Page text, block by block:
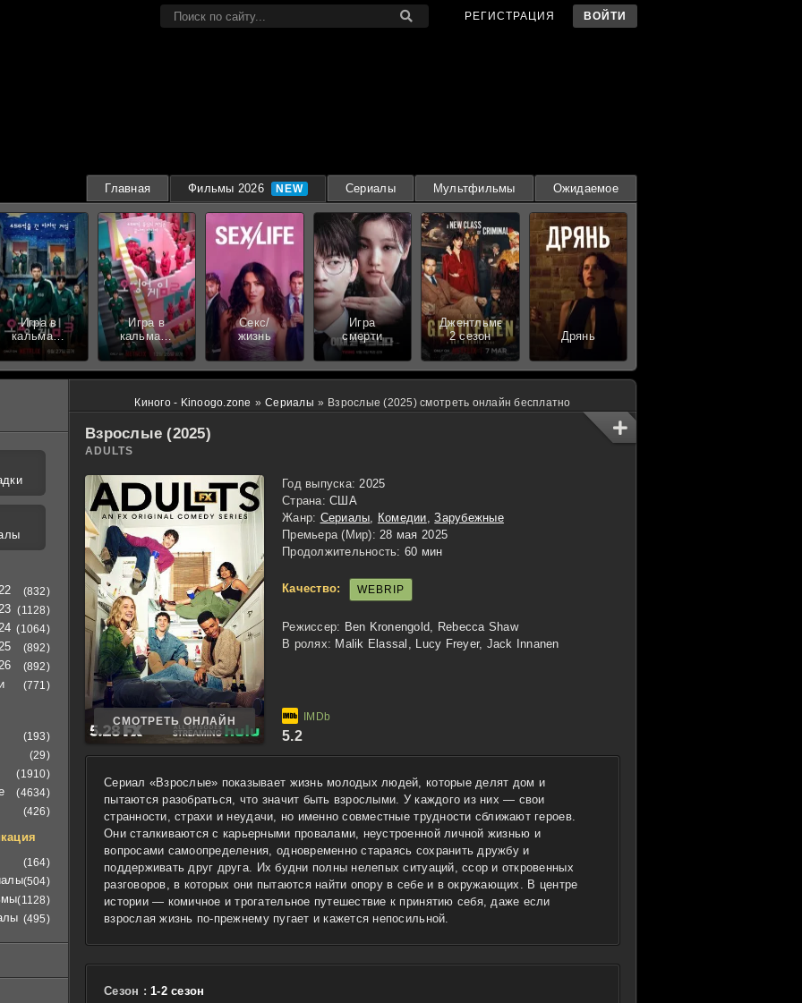
РЕГИСТРАЦИЯ ВОЙТИ
Главная Фильмы 2026 Сериалы Мультфильмы Ожидаемое
Игра в
кальмара
3 сезон
Игра в
кальмара
2 сезон
Секс/
жизнь
Игра
смерти
Джентльмены
2 сезон
Дрянь
Киного - Kinoogo.zone » Сериалы » Взрослые (2025) смотреть онлайн бесплатно
Взрослые (2025)
ADULTS
СМОТРЕТЬ ОНЛАЙН
Год выпуска: 2025
Страна: США
Жанр: Сериалы, Комедии,Зарубежные
Премьера (Мир): 28 мая 2025
Продолжительность: 60 мин
Качество: WEBRIP
Режиссер: Ben Kronengold, Rebecca Shaw
В ролях: Malik Elassal, Lucy Freyer, Jack Innanen
5.2
Сериал «Взрослые» показывает жизнь молодых людей, которые делят дом и
пытаются разобраться, что значит быть взрослыми. У каждого из них — свои
странности, страхи и неудачи, но именно совместные трудности сближают героев.
Они сталкиваются с карьерными провалами, неустроенной личной жизнью и
вопросами самоопределения, одновременно стараясь сохранить дружбу и
поддерживать друг друга. Их будни полны нелепых ситуаций, ссор и откровенных
разговоров, в которых они пытаются найти опору в себе и в окружающих. В центре
истории — комичное и трогательное путешествие к принятию себя, даже если
взрослая жизнь по-прежнему пугает и кажется непосильной.
Сезон : 1-2 сезон
(832)
(1128)
(1064)
(892)
(892)
(771)
(193)
(29)
(1910)
(4634)
(426)
(164)
(504)
(1128)
(495)